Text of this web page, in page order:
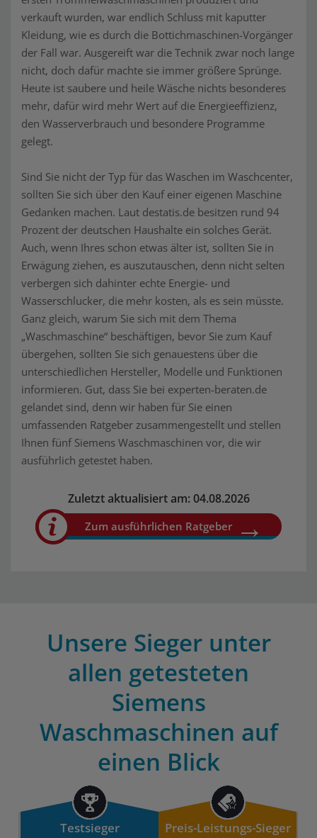
verkauft wurden, war endlich Schluss mit kaputter
Kleidung, wie es durch die Bottichmaschinen-Vorgänger
der Fall war. Ausgereift war die Technik zwar noch lange
nicht, doch dafür machte sie immer größere Sprünge.
Heute ist saubere und heile Wäsche nichts besonderes
mehr, dafür wird mehr Wert auf die Energieeffizienz,
den Wasserverbrauch und besondere Programme
gelegt.
Sind Sie nicht der Typ für das Waschen im Waschcenter,
sollten Sie sich über den Kauf einer eigenen Maschine
Gedanken machen. Laut destatis.de besitzen rund 94
Prozent der deutschen Haushalte ein solches Gerät.
Auch, wenn Ihres schon etwas älter ist, sollten Sie in
Erwägung ziehen, es auszutauschen, denn nicht selten
verbergen sich dahinter echte Energie- und
Wasserschlucker, die mehr kosten, als es sein müsste.
Ganz gleich, warum Sie sich mit dem Thema
„Waschmaschine“ beschäftigen, bevor Sie zum Kauf
übergehen, sollten Sie sich genauestens über die
unterschiedlichen Hersteller, Modelle und Funktionen
informieren. Gut, dass Sie bei experten-beraten.de
gelandet sind, denn wir haben für Sie einen
umfassenden Ratgeber zusammengestellt und stellen
Ihnen fünf Siemens Waschmaschinen vor, die wir
ausführlich getestet haben.
Zuletzt aktualisiert am: 04.08.2026
Zum ausführlichen Ratgeber
Unsere Sieger unter
allen getesteten
Siemens
Waschmaschinen auf
einen Blick
Testsieger Preis-Leistungs-Sieger